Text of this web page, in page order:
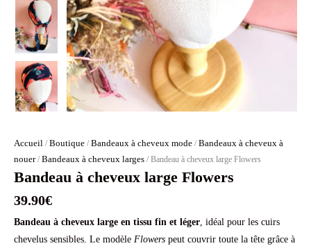
Accueil / Boutique / Bandeaux à cheveux mode / Bandeaux à cheveux à
nouer/ Bandeaux à cheveux larges / Bandeau à cheveux large Flowers
Bandeau à cheveux large Flowers
39.90€
Bandeau à cheveux large en tissu fin et léger , idéal pour les cuirs
chevelus sensibles. Le modèle Flowers peut couvrir toute la tête grâce à